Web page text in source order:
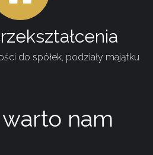
do spółek, podziały majątku
nam